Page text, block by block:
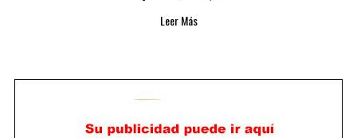
Leer Más